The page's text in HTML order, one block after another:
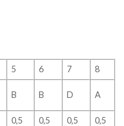
5 6 7
8
B B D A
0,5 0,5 0,5 0,5